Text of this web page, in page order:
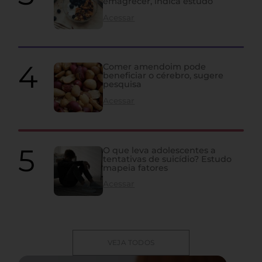
Comer amendoim pode
beneficiar o cérebro, sugere
pesquisa
O que leva adolescentes a
tentativas de suicídio? Estudo
mapeia fatores
VEJA TODOS